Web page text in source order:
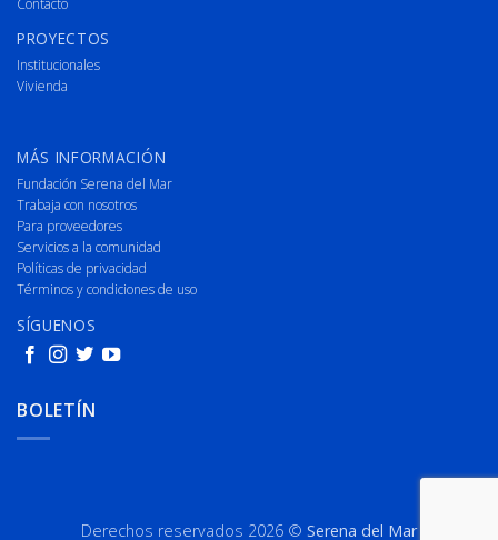
PROYECTOS
Institucionales
Vivienda
MÁS INFORMACIÓN
Fundación Serena del Mar
Trabaja con nosotros
Para proveedores
Servicios a la comunidad
Políticas de privacidad
Términos y condiciones de uso
SÍGUENOS
BOLETÍN
Derechos reservados 2026 © Serena del Mar